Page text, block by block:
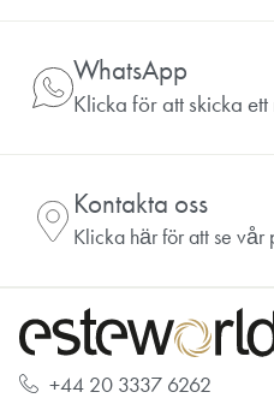
WhatsApp
Klicka för att skicka
Kontakta oss
Klicka här för att se vår
+44 20 3337 6262